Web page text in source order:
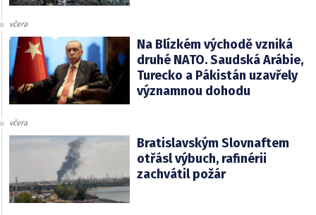
včera
Na Blízkém východě vzniká
druhé NATO. Saudská Arábie,
Turecko a Pákistán uzavřely
významnou dohodu
včera
Bratislavským Slovnaftem
otřásl výbuch, rafinérii
zachvátil požár